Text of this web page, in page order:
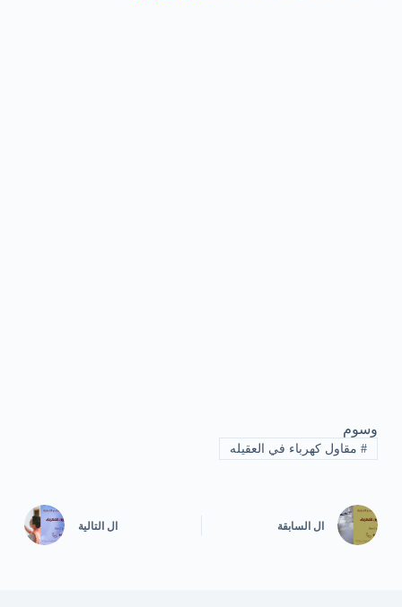
وسوم
#مقاول كهرباء في العقيله
ال السابقة ال التالية